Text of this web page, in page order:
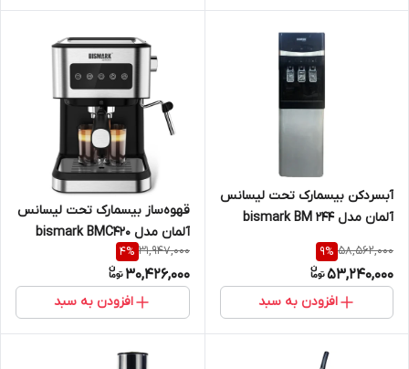
آبسردکن بیسمارک تحت لیسانس
آلمان مدل bismark BM 244
58,562,000
9%
53,240,000
افزودن به سبد
قهوه‌ساز بیسمارک تحت لیسانس
آلمان مدل bismark BMC420
31,947,000
4%
30,426,000
افزودن به سبد